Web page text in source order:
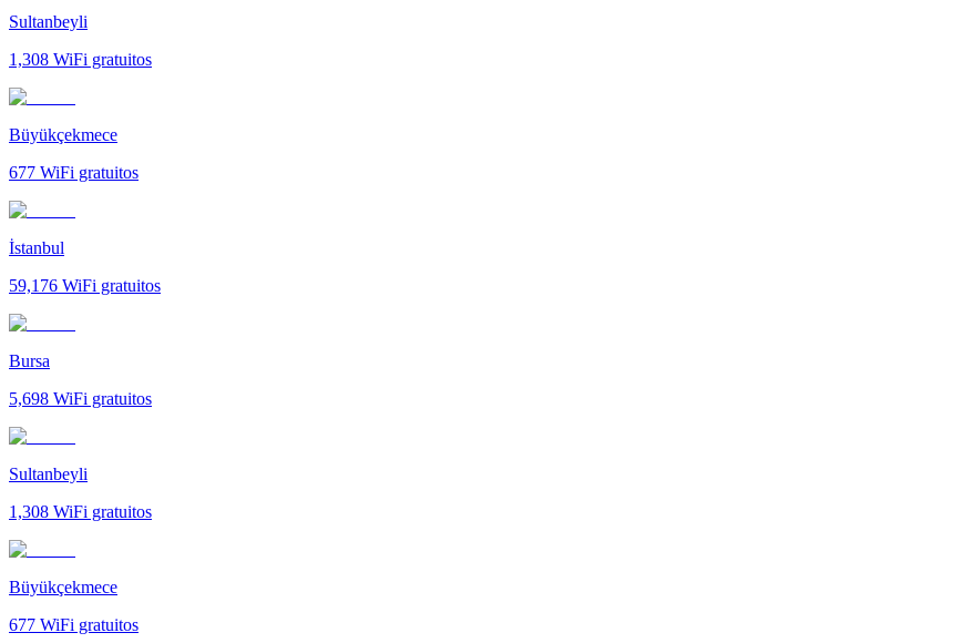
Sultanbeyli
1,308 WiFi gratuitos
Büyükçekmece
677 WiFi gratuitos
İstanbul
59,176 WiFi gratuitos
Bursa
5,698 WiFi gratuitos
Sultanbeyli
1,308 WiFi gratuitos
Büyükçekmece
677 WiFi gratuitos